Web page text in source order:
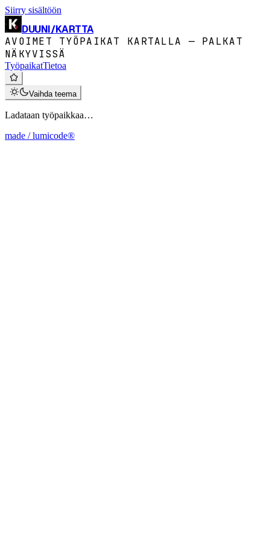
Siirry sisältöön
DUUNI/KARTTA
AVOIMET TYÖPAIKAT KARTALLA — PALKAT
NÄKYVISSÄ
TyöpaikatTietoa
Vaihda teema
Ladataan työpaikkaa…
made / lumicode®